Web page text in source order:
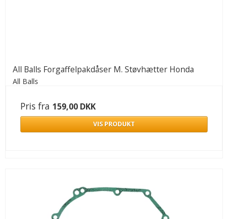
All Balls Forgaffelpakdåser M. Støvhætter Honda
All Balls
Pris fra 159,00 DKK
VIS PRODUKT